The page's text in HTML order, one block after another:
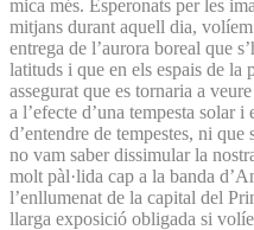
mica més. Esperonats per les
mitjans durant aquell dia,
entrega de l’aurora boreal que
latituds i que en els espais de la
assegurat que es tornaria a
a l’efecte d’una tempesta solar i
d’entendre de tempestes, ni que
no vam saber dissimular la
molt pàl·lida cap a la banda
l’enllumenat de la capital del
llarga exposició obligada si